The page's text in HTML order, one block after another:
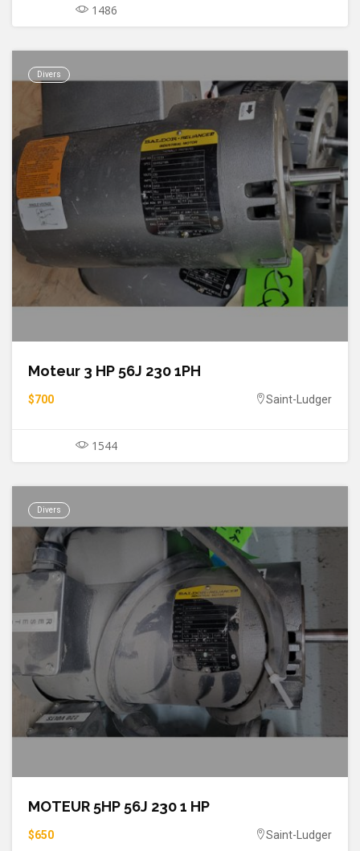
1486
Divers
Moteur 3 HP 56J 230 1PH
$700 Saint-Ludger
1544
Divers
MOTEUR 5HP 56J 230 1 HP
$650 Saint-Ludger